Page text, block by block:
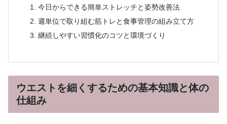
今日からできる簡単ストレッチと姿勢改善法
週単位で取り組む筋トレと食事管理の組み立て方
継続しやすい習慣化のコツと環境づくり
ウエストを細くするための基本知識と体の
仕組み